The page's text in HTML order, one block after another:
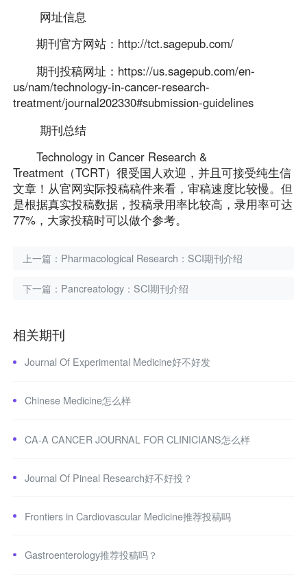
网址信息
期刊官方网站：http://tct.sagepub.com/
期刊投稿网址：https://us.sagepub.com/en-
us/nam/technology-in-cancer-research-
treatment/journal202330#submission-guidelines
期刊总结
Technology in Cancer Research &
Treatment（TCRT）很受国人欢迎，并且可接受纯生信
文章！从官网实际投稿稿件来看，审稿速度比较慢。但
是根据真实投稿数据，投稿录用率比较高，录用率可达
77%，大家投稿时可以做个参考。
上一篇： Pharmacological Research：SCI期刊介绍
下一篇： Pancreatology：SCI期刊介绍
相关期刊
Journal Of Experimental Medicine好不好发
Chinese Medicine怎么样
CA-A CANCER JOURNAL FOR CLINICIANS怎么样
Journal Of Pineal Research好不好投？
Frontiers in Cardiovascular Medicine推荐投稿吗
Gastroenterology推荐投稿吗？